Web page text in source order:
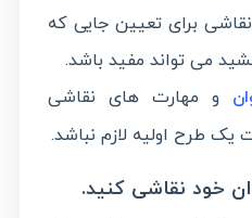
برای تعیین جایی که
می تواند مفید باشد.
و مهارت های نقاشی
یک طرح اولیه لازم نباشد.